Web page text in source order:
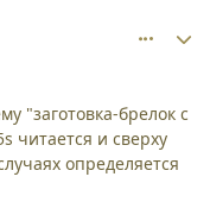
"заготовка-брелок с
читается и сверху
определяется